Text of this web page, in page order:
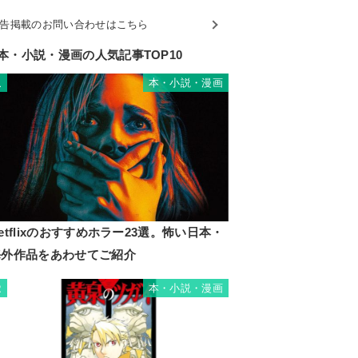
掲載のお問い合わせはこちら
・小説・漫画の人気記事TOP10
本・小説・漫画
のおすすめホラー23選。怖い日本・
作品をあわせてご紹介
本・小説・漫画